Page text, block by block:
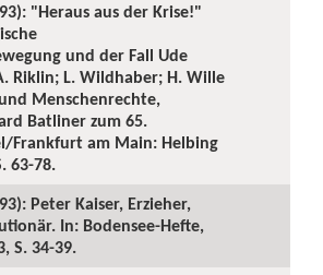
"Heraus aus der Krise!"
und der Fall Ude
Riklin; L. Wildhaber; H. Wille
Menschenrechte,
Batliner zum 65.
Frankfurt am Main: Helbing
63-78.
Peter Kaiser, Erzieher,
In: Bodensee-Hefte,
S. 34-39.